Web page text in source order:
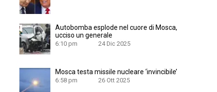
Autobomba esplode nel cuore di Mosca,
ucciso un generale
6:10 pm 24 Dic 2025
Mosca testa missile nucleare ‘invincibile’
6:58 pm 26 Ott 2025